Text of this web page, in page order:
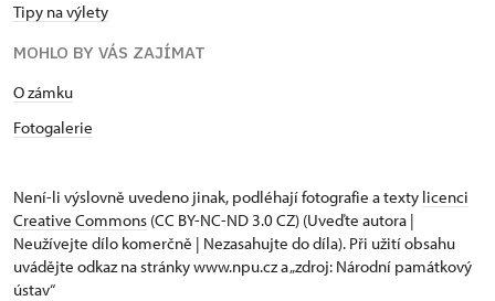
Tipy na výlety
MOHLO BY VÁS ZAJÍMAT
O zámku
Fotogalerie
Není-li výslovně uvedeno jinak, podléhají fotografie a texty licenci
Creative Commons (CC BY-NC-ND 3.0 CZ) (Uveďte autora |
Neužívejte dílo komerčně | Nezasahujte do díla). Při užití obsahu
uvádějte odkaz na stránky www.npu.cz a „zdroj: Národní památkový
ústav“